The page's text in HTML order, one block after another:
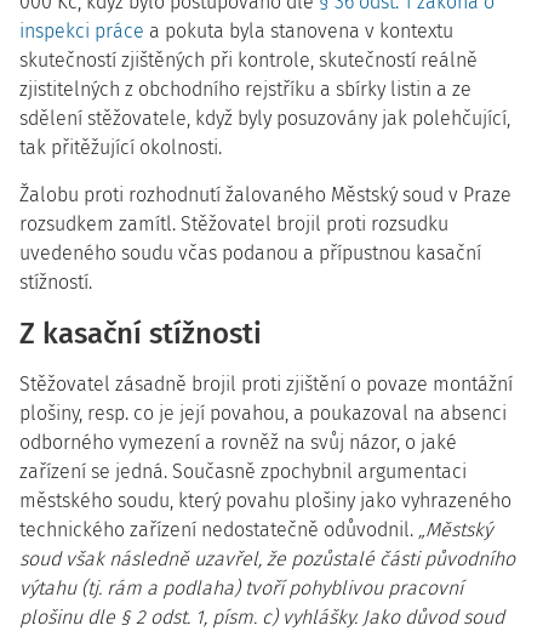
inspekci práce a pokuta byla stanovena v kontextu
skutečností zjištěných při kontrole, skutečností reálně
zjistitelných z obchodního rejstříku a sbírky listin a ze
sdělení stěžovatele, když byly posuzovány jak polehčující,
tak přitěžující okolnosti.
Žalobu proti rozhodnutí žalovaného Městský soud v Praze
rozsudkem zamítl. Stěžovatel brojil proti rozsudku
uvedeného soudu včas podanou a přípustnou kasační
stížností.
Z kasační stížnosti
Stěžovatel zásadně brojil proti zjištění o povaze montážní
plošiny, resp. co je její povahou, a poukazoval na absenci
odborného vymezení a rovněž na svůj názor, o jaké
zařízení se jedná. Současně zpochybnil argumentaci
městského soudu, který povahu plošiny jako vyhrazeného
technického zařízení nedostatečně odůvodnil. „Městský
soud však následně uzavřel, že pozůstalé části původního
výtahu (tj. rám a podlaha) tvoří pohyblivou pracovní
plošinu dle § 2 odst. 1, písm. c) vyhlášky. Jako důvod soud